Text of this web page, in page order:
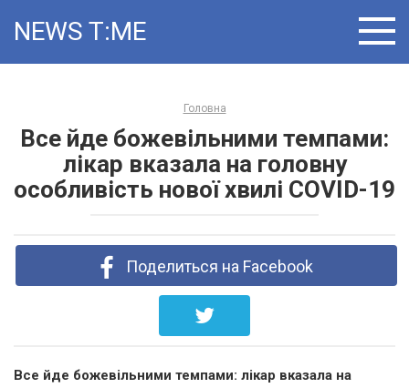
NEWS T:ME
Головна
Все йде божевільними темпами:
лікар вказала на головну
особливість нової хвилі COVID-19
Поделиться на Facebook
Все йде божевільними темпами: лікар вказала на